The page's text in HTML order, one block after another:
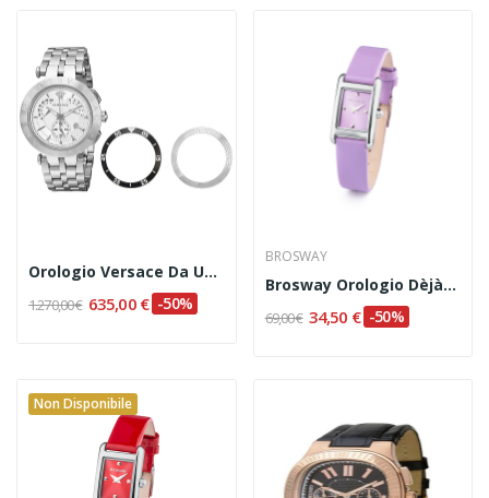
Orologio Versace Da Uomo Cronografo Codice:...
1.270,00 € 635,00 € -50%
BROSWAY
Brosway Orologio Dèjà-Vu Cod. WDE11
69,00 € 34,50 € -50%
Non Disponibile